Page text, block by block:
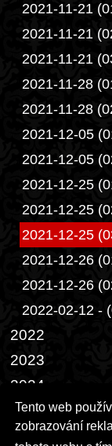
Tento web
zobrazování
2021-11-21
2021-11-21
2021-11-21
2021-11-28
2021-11-28
2021-12-05
2021-12-05
2021-12-25
2021-12-25
2021-12-25
2021-12-26
2021-12-26
2022-02-12 -
2022
2023
2024
2025
2026